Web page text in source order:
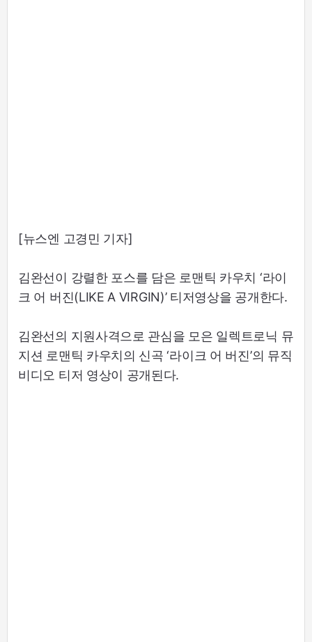
[뉴스엔 고경민 기자]
김완선이 강렬한 포스를 담은 로맨틱 카우치 ‘라이
크 어 버진(LIKE A VIRGIN)’ 티저영상을 공개한다.
김완선의 지원사격으로 관심을 모은 일렉트로닉 뮤
지션 로맨틱 카우치의 신곡 ‘라이크 어 버진’의 뮤직
비디오 티저 영상이 공개된다.